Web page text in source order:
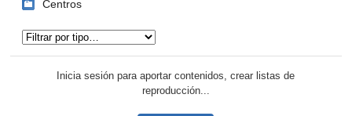
Centros
Inicia sesión para aportar contenidos, crear listas de
reproducción...